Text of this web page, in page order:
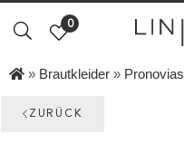
0
» Brautkleider » Pronovias
ZURÜCK